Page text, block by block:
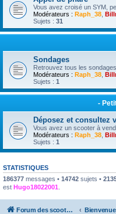
Vous avez croisé un SYM,
Modérateurs : Raph_38
Sujets : 31
Sondages
Retrouvez tous les
Modérateurs : Raph_38
Sujets : 1
-
Déposez et consultez
Vous avez un scooter à
Modérateurs : Raph_38
Sujets : 1
STATISTIQUES
186377 messages • 14742 sujets •
est Hugo18022001
Forum des scooters SYM - GTS -MAXSYM - CRUISYM - JOYMAX - Maxsym TL